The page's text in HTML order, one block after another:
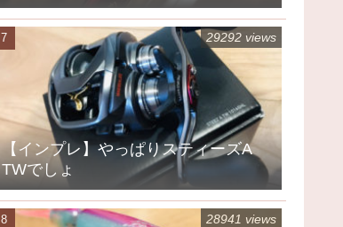
【インプレ】やっぱりスティーズA
TWでしょ
29292 views
28941 views